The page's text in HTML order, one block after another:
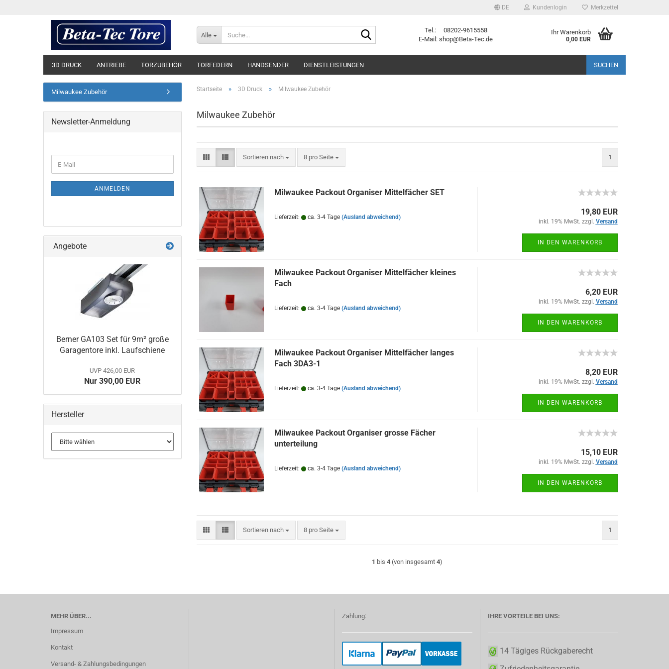
DE
Sprache auswählen
Kundenlogin
Konto erstellen
Merkzettel
Alle
Tel.: 08202-9615558
E-Mail: shop@Beta-Tec.de
Ihr Warenkorb
0,00 EUR
3D DRUCK ANTRIEBE TORZUBEHÖR TORFEDERN HANDSENDER DIENSTLEISTUNGEN SUCHEN
Startseite » 3D Druck » Milwaukee Zubehör
Milwaukee Zubehör
Sortieren nach
Sortieren nach 8 pro Seite
pro Seite 1
Milwaukee Packout Organiser Mittelfächer SET
Lieferzeit: ca. 3-4 Tage (Ausland abweichend)
19,80 EUR
inkl. 19% MwSt. zzgl. Versand
IN DEN WARENKORB
Milwaukee Packout Organiser Mittelfächer kleines
Fach
Lieferzeit: ca. 3-4 Tage (Ausland abweichend)
6,20 EUR
inkl. 19% MwSt. zzgl. Versand
IN DEN WARENKORB
Milwaukee Packout Organiser Mittelfächer langes
Fach 3DA3-1
Lieferzeit: ca. 3-4 Tage (Ausland abweichend)
8,20 EUR
inkl. 19% MwSt. zzgl. Versand
IN DEN WARENKORB
Milwaukee Packout Organiser grosse Fächer
unterteilung
Lieferzeit: ca. 3-4 Tage (Ausland abweichend)
15,10 EUR
inkl. 19% MwSt. zzgl. Versand
IN DEN WARENKORB
Sortieren nach
Sortieren nach 8 pro Seite
pro Seite 1
1 bis4 (von insgesamt4)
Milwaukee Zubehör
Newsletter-Anmeldung
E-
Mail
ANMELDEN
Angebote
Berner GA103 Set für 9m² große
Garagentore inkl. Laufschiene
UVP 426,00 EUR
Nur 390,00 EUR
Hersteller
MEHR ÜBER...
Impressum
Kontakt
Versand- & Zahlungsbedingungen
Zahlung: IHRE VORTEILE BEI UNS:
14 Tägiges Rückgaberecht